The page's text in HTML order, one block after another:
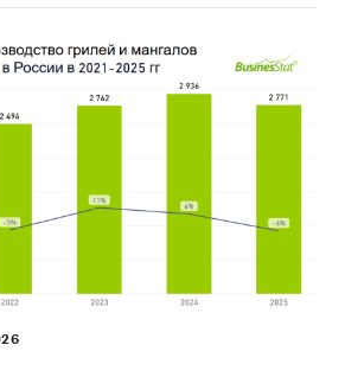
компании Значение
руб.